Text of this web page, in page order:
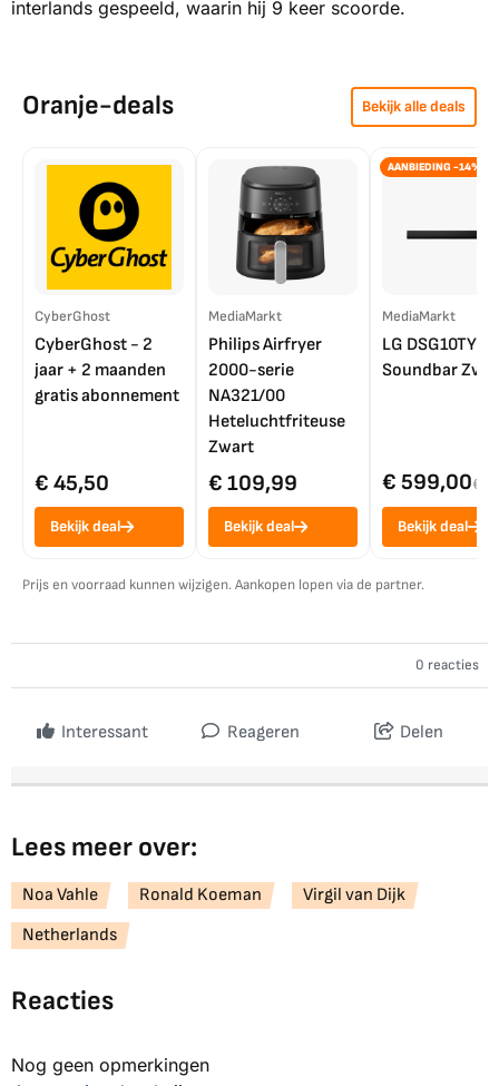
interlands gespeeld, waarin hij 9 keer scoorde.
Oranje-deals Bekijk alle deals
CyberGhost
CyberGhost - 2
jaar + 2 maanden
gratis abonnement
€ 45,50
Bekijk deal
MediaMarkt
Philips Airfryer
2000-serie
NA321/00
Heteluchtfriteuse
Zwart
€ 109,99
Bekijk deal
AANBIEDING -14%
MediaMarkt
LG DSG10TY
Soundbar
€ 599,00€
Bekijk deal
Prijs en voorraad kunnen wijzigen. Aankopen lopen via de partner.
0 reacties
Interessant Reageren Delen
Lees meer over:
Noa Vahle Ronald Koeman
Virgil van Dijk
Netherlands
Reacties
Nog geen opmerkingen